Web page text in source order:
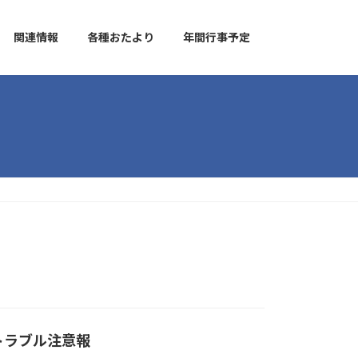
関連情報 各種おたより 年間行事予定
ブル注意報